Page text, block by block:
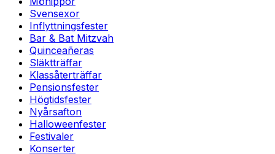
Svensexor
Inflyttningsfester
Bar & Bat Mitzvah
Quinceañeras
Släktträffar
Klassåterträffar
Pensionsfester
Högtidsfester
Nyårsafton
Halloweenfester
Festivaler
Konserter